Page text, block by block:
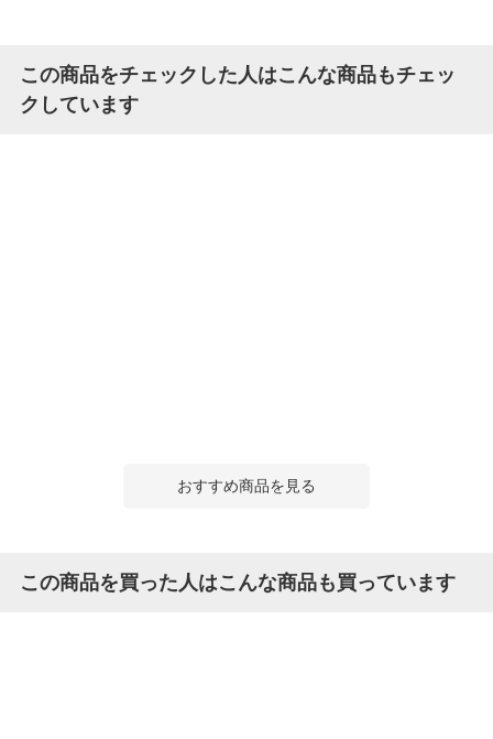
この商品をチェックした人はこんな商品もチェッ
クしています
おすすめ商品を見る
この商品を買った人はこんな商品も買っています